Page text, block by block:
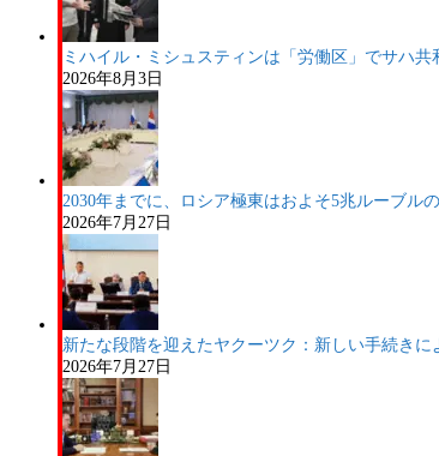
ミハイル・ミシュスティンは「労働区」でサハ
2026年8月3日
2030年までに、ロシア極東はおよそ5兆ルーブル
2026年7月27日
新たな段階を迎えたヤクーツク：新しい手続き
2026年7月27日